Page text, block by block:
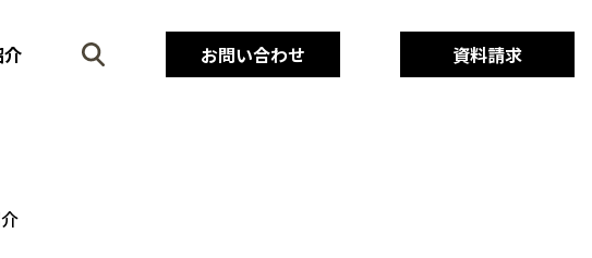
お問い合わせ 資料請求